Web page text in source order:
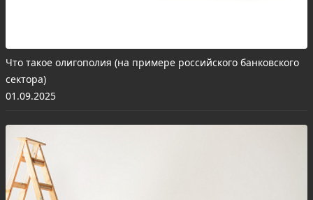
Что такое олигополия (на примере российского банковского
сектора)
01.09.2025